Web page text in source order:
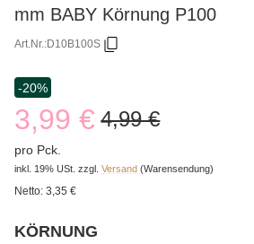
mm BABY Körnung P100
Art.Nr.:D10B100S
-20%
3,99 € 4,99 €
pro Pck.
inkl. 19% USt. zzgl. Versand (Warensendung)
Netto: 3,35 €
KÖRNUNG